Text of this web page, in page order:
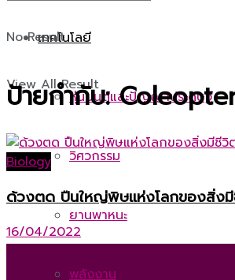
เทคโนโลยี
หุ่นยนต์และปัญญาประดิษฐ์
วิศวกรรม
ยานพาหนะ
พลังงาน
No Result
View All Result
ป้ายกำกับ:
Biology
ด้วงตด ปืนใหญ่พิษแห่งโลกของสิ่ง
16/04/2022